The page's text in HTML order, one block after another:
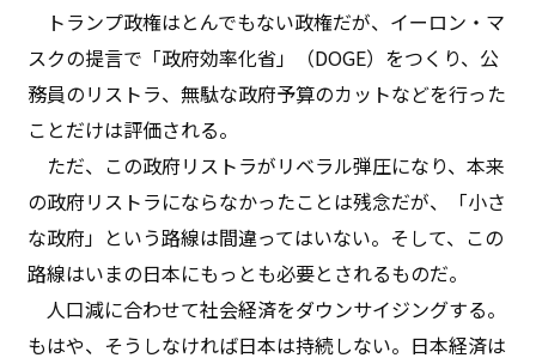
トランプ政権はとんでもない政権だが、イーロン・マ
スクの提言で「政府効率化省」（DOGE）をつくり、公
務員のリストラ、無駄な政府予算のカットなどを行った
ことだけは評価される。
ただ、この政府リストラがリベラル弾圧になり、本来
の政府リストラにならなかったことは残念だが、「小さ
な政府」という路線は間違ってはいない。そして、この
路線はいまの日本にもっとも必要とされるものだ。
人口減に合わせて社会経済をダウンサイジングする。
もはや、そうしなければ日本は持続しない。日本経済は